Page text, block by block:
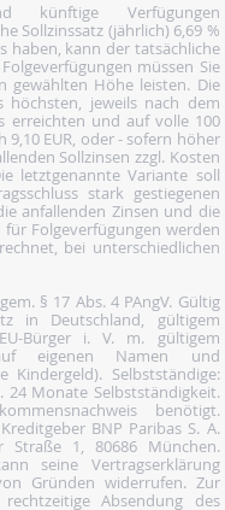
künftige Verfügungen
Sollzinssatz (jährlich) 6,69 %
haben, kann der tatsächliche
müssen Sie
gewählten Höhe leisten. Die
jeweils nach dem
erreichten und auf volle 100
9,10 EUR, oder - sofern höher
Sollzinsen zzgl. Kosten
letztgenannte Variante soll
stark gestiegenen
anfallenden Zinsen und die
Folgeverfügungen werden
bei unterschiedlichen
§ 17 Abs. 4 PAngV. Gültig
in Deutschland, gültigem
Bürger i. V. m. gültigem
eigenen Namen und
Selbstständige:
Monate Selbstständigkeit.
benötigt.
BNP Paribas S. A.
Straße 1, 80686 München.
seine Vertragserklärung
Gründen widerrufen. Zur
Absendung des